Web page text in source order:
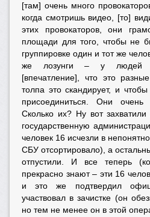
[там] очень много
когда смотришь видео, [то]
этих провокаторов, они
площади для того, чтобы не
группировке один и тот же
же лозунги – у людей
[впечатление], что это
толпа это скандирует, и
присоединиться. Они очень
Сколько их? Ну вот
государственную
человек 16 исчезли в
СБУ отсортировало), а
отпустили. И все теперь
прекрасно знают – эти 16
и это же подтвердил
участвовал в зачистке (он
но тем не менее он в этой